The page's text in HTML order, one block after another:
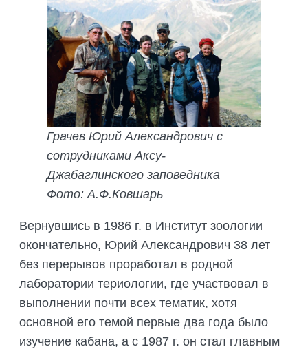
Грачев Юрий Александрович с
сотрудниками Аксу-
Джабаглинского заповедника
Фото: А.Ф.Ковшарь
Вернувшись в 1986 г. в Институт зоологии
окончательно, Юрий Александрович 38 лет
без перерывов проработал в родной
лаборатории териологии, где участвовал в
выполнении почти всех тематик, хотя
основной его темой первые два года было
изучение кабана, а с 1987 г. он стал главным